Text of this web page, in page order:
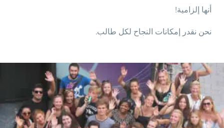
أنها إلزامية!
نحن نقدر إمكانات النجاح لكل طالب.